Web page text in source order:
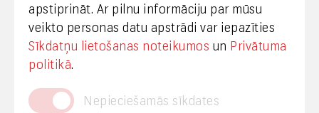
apstiprināt. Ar pilnu informāciju par mūsu
veikto personas datu apstrādi var iepazīties
Sīkdatņu lietošanas noteikumos un Privātuma
politikā.
Nepieciešamās sīkdates
vineta.sprugaine@lvrtc.lv
© VAS Latvijas Valsts radio un televīzijas centrs,